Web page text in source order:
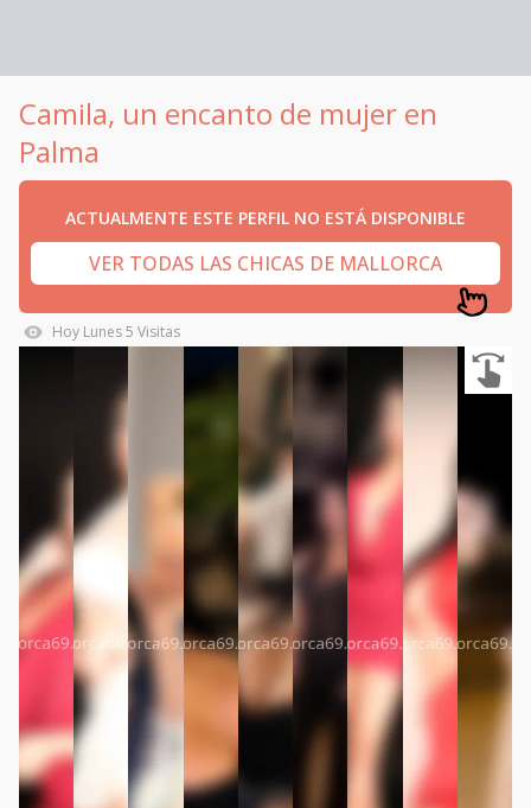
Camila, un encanto de mujer en
Palma
ACTUALMENTE ESTE PERFIL NO ESTÁ DISPONIBLE
VER TODAS LAS CHICAS DE MALLORCA
Hoy Lunes5 Visitas